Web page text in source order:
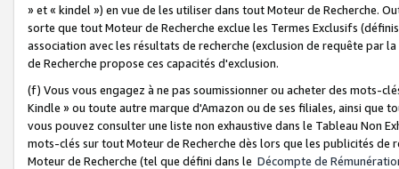
» et « kindel ») en vue de les utiliser dans tout Moteur de Recherche.
sorte que tout Moteur de Recherche exclue les Termes Exclusifs
association avec les résultats de recherche (exclusion de requête
de Recherche propose ces capacités d'exclusion.
(f) Vous vous engagez à ne pas soumissionner ou acheter des mots-
Kindle » ou toute autre marque d'Amazon ou de ses filiales, ainsi que
vous pouvez consulter une liste non exhaustive dans le Tableau Non
mots-clés sur tout Moteur de Recherche dès lors que les publicités de
Moteur de Recherche (tel que défini dans le Décompte de